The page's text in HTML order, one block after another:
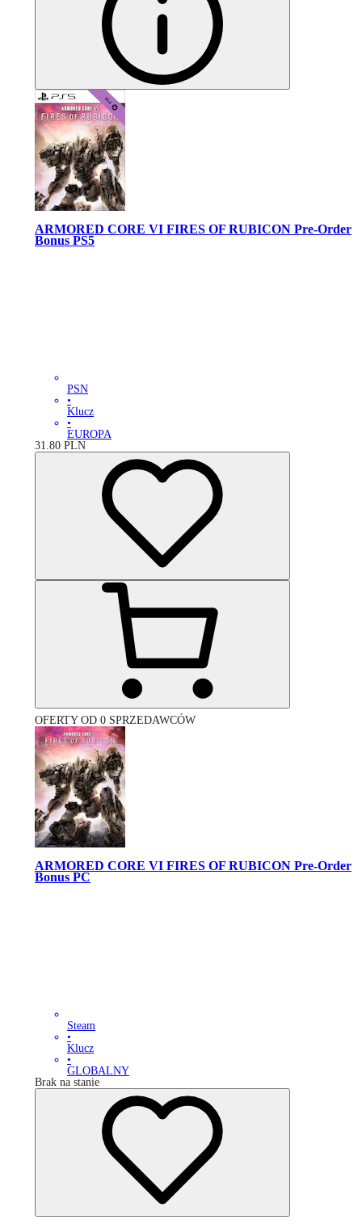
ARMORED CORE VI FIRES OF RUBICON Pre-Order
Bonus PS5
PSN
•
Klucz
•
EUROPA
31.80 PLN
OFERTY OD 0 SPRZEDAWCÓW
ARMORED CORE VI FIRES OF RUBICON Pre-Order
Bonus PC
Steam
•
Klucz
•
GLOBALNY
Brak na stanie